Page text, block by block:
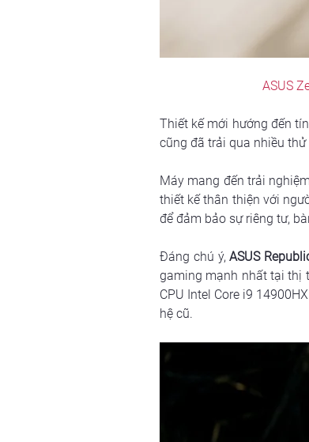
ASUS
Thiết kế mới hướng đến
cũng đã trải qua nhiều
Máy mang đến trải
thiết kế thân thiện với
để đảm bảo sự riêng tư,
Đáng chú ý, ASUS
gaming mạnh nhất tại thị
CPU Intel Core i9
hệ cũ.